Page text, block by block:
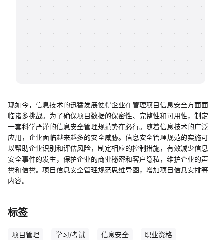
帮助中心
现如今，信息技术的迅猛发展使得企业在管理项目信息安全方面面
临诸多挑战。为了确保项目数据的保密性、完整性和可用性，制定
一套科学严谨的信息安全管理规范势在必行。随着信息技术的广泛
应用，企业面临越来越多的安全威胁。信息安全管理规范的实施可
以帮助企业识别和评估风险，制定相应的控制措施，有效减少信息
安全事件的发生，保护企业的商业秘密和客户隐私，维护企业的声
誉和信誉。项目信息安全管理规范思维导图，增加项目信息安排等
内容。
标签
项目管理 学习/考试 信息安全 职业资格